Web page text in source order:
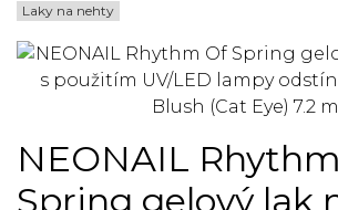
Laky na nehty
NEONAIL
Spring gelový lak